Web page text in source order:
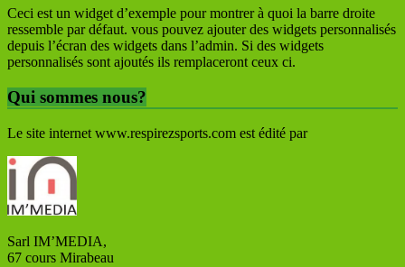
Ceci est un widget d’exemple pour montrer à quoi la barre droite
ressemble par défaut. vous pouvez ajouter des widgets personnalisés
depuis l’écran des widgets dans l’admin. Si des widgets
personnalisés sont ajoutés ils remplaceront ceux ci.
Qui sommes nous?
Le site internet www.respirezsports.com est édité par
Sarl IM’MEDIA,
67 cours Mirabeau